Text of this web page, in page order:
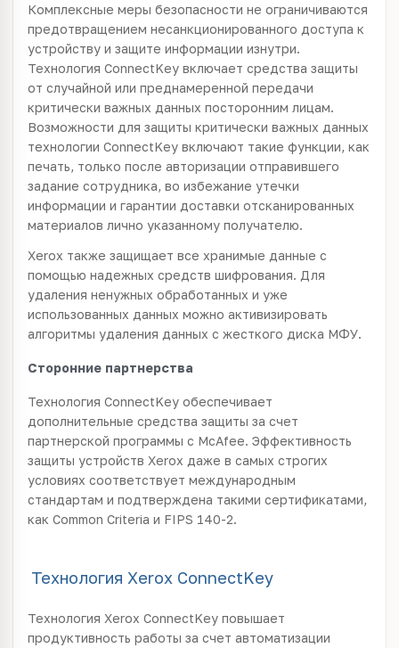
Комплексные меры безопасности не ограничиваются
предотвращением несанкционированного доступа к
устройству и защите информации изнутри.
Технология ConnectKey включает средства защиты
от случайной или преднамеренной передачи
критически важных данных посторонним лицам.
Возможности для защиты критически важных данных
технологии ConnectKey включают такие функции, как
печать, только после авторизации отправившего
задание сотрудника, во избежание утечки
информации и гарантии доставки отсканированных
материалов лично указанному получателю.
Xerox также защищает все хранимые данные с
помощью надежных средств шифрования. Для
удаления ненужных обработанных и уже
использованных данных можно активизировать
алгоритмы удаления данных с жесткого диска МФУ.
Сторонние партнерства
Технология ConnectKey обеспечивает
дополнительные средства защиты за счет
партнерской программы с McAfee. Эффективность
защиты устройств Xerox даже в самых строгих
условиях соответствует международным
стандартам и подтверждена такими сертификатами,
как Common Criteria и FIPS 140-2.
Технология Xerox ConnectKey
Технология Xerox ConnectKey повышает
продуктивность работы за счет автоматизации